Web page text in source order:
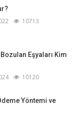
10713
Eşyaları Kim
10120
Yöntemi ve